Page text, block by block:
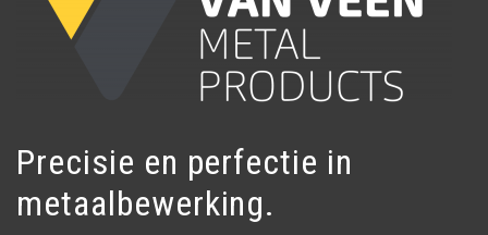
Precisie en perfectie in
metaalbewerking.